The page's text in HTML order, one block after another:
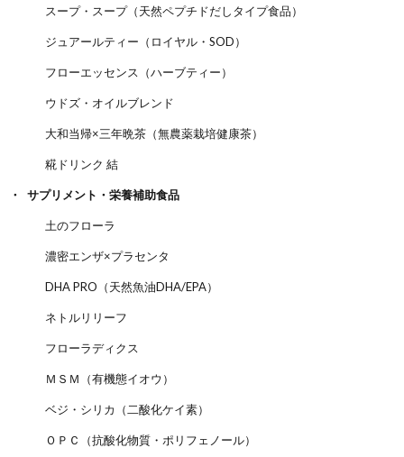
スープ・スープ（天然ペプチドだしタイプ食品）
ジュアールティー（ロイヤル・SOD）
フローエッセンス（ハーブティー）
ウドズ・オイルブレンド
大和当帰×三年晩茶（無農薬栽培健康茶）
糀ドリンク 結
サプリメント・栄養補助食品
土のフローラ
濃密エンザ×プラセンタ
DHA PRO（天然魚油DHA/EPA）
ネトルリリーフ
フローラディクス
ＭＳＭ（有機態イオウ）
ベジ・シリカ（二酸化ケイ素）
ＯＰＣ（抗酸化物質・ポリフェノール）